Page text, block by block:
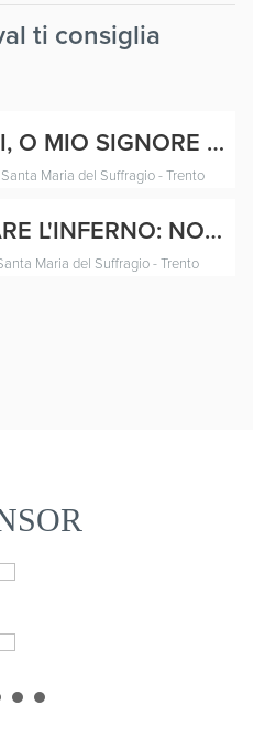
ti consiglia
LAUDATO SII, O MIO SIGNORE PER LA NOSTRA MADRE TERRA
Maria del Suffragio - Trento
RAFFREDDARE L'INFERNO: NON C'E' PIU' TEMPO PER PIANGERE!
Maria del Suffragio - Trento